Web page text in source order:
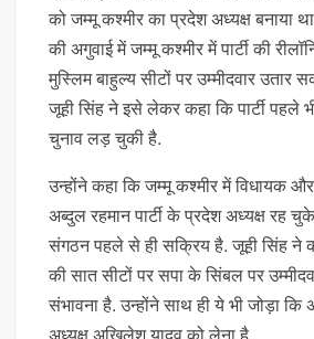
को जम्मू कश्मीर का प्रदेश अध्यक्ष बनाया
की अगुवाई में जम्मू कश्मीर में पार्टी की
मुस्लिम बाहुल्य सीटों पर उम्मीदवार उतार
जूही सिंह ने इसे लेकर कहा कि पार्टी पहले
चुनाव लड़ चुकी है.
उन्होंने कहा कि जम्मू कश्मीर में विधायक
अब्दुल रहमान पार्टी के प्रदेश अध्यक्ष रह चुके
संगठन पहले से ही सक्रिय है. जूही सिंह ने
की सात सीटों पर सपा के सिंबल पर
संभावना है. उन्होंने साथ ही ये भी जोड़ा कि
अध्यक्ष अखिलेश यादव को लेना है.